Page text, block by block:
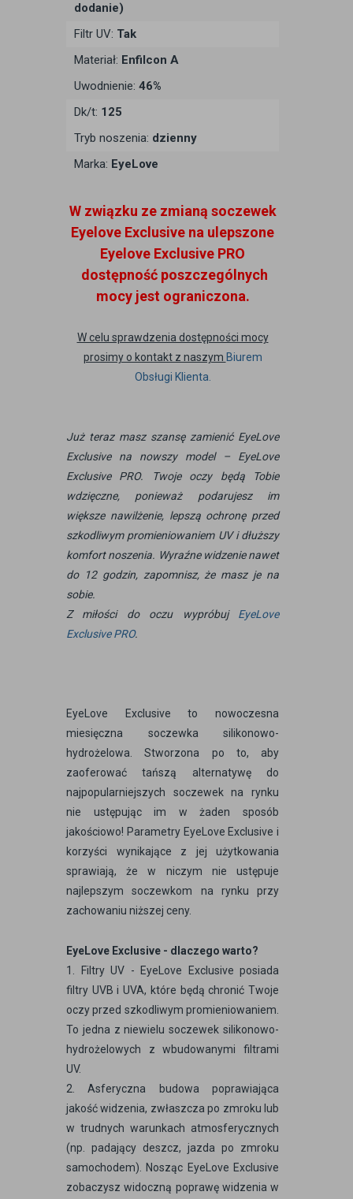
dodanie)
Filtr UV: Tak
Materiał: Enfilcon A
Uwodnienie: 46%
Dk/t: 125
Tryb noszenia: dzienny
Marka: EyeLove
W związku ze zmianą soczewek
Eyelove Exclusive na ulepszone
Eyelove Exclusive PRO
dostępność poszczególnych
mocy jest ograniczona.
W celu sprawdzenia dostępności mocy
prosimy o kontakt z naszym Biurem
Obsługi Klienta.
Już teraz masz szansę zamienić EyeLove
Exclusive na nowszy model – EyeLove
Exclusive PRO. Twoje oczy będą Tobie
wdzięczne, ponieważ podarujesz im
większe nawilżenie, lepszą ochronę przed
szkodliwym promieniowaniem UV i dłuższy
komfort noszenia. Wyraźne widzenie nawet
do 12 godzin, zapomnisz, że masz je na
sobie.
Z miłości do oczu wypróbuj EyeLove
Exclusive PRO.
EyeLove Exclusive to nowoczesna
miesięczna soczewka silikonowo-
hydrożelowa. Stworzona po to, aby
zaoferować tańszą alternatywę do
najpopularniejszych soczewek na rynku
nie ustępując im w żaden sposób
jakościowo! Parametry EyeLove Exclusive i
korzyści wynikające z jej użytkowania
sprawiają, że w niczym nie ustępuje
najlepszym soczewkom na rynku przy
zachowaniu niższej ceny.
EyeLove Exclusive - dlaczego warto?
1. Filtry UV - EyeLove Exclusive posiada
filtry UVB i UVA, które będą chronić Twoje
oczy przed szkodliwym promieniowaniem.
To jedna z niewielu soczewek silikonowo-
hydrożelowych z wbudowanymi filtrami
UV.
2. Asferyczna budowa poprawiająca
jakość widzenia, zwłaszcza po zmroku lub
w trudnych warunkach atmosferycznych
(np. padający deszcz, jazda po zmroku
samochodem). Nosząc EyeLove Exclusive
zobaczysz widoczną poprawę widzenia w